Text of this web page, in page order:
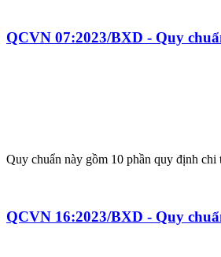
QCVN 07:2023/BXD - Quy
Quy chuẩn này gồm 10 phần quy định
QCVN 16:2023/BXD - Quy